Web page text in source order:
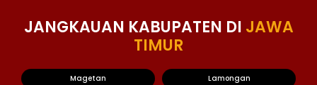
JANGKAUAN KABUPATEN DI JAWA
TIMUR
Magetan Lamongan